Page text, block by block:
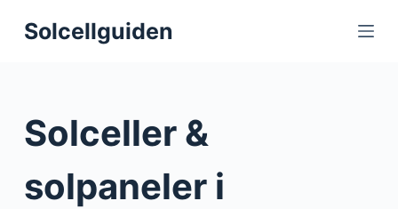
S
o
o
Solcellguiden
Solceller &
solpaneler i